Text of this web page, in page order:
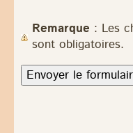
Remarque : Les
sont obligatoires.